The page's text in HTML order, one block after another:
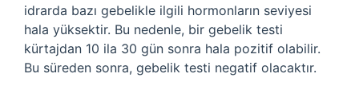
idrarda bazı gebelikle ilgili hormonların seviyesi
hala yüksektir. Bu nedenle, bir gebelik testi
kürtajdan 10 ila 30 gün sonra hala pozitif olabilir.
Bu süreden sonra, gebelik testi negatif olacaktır.